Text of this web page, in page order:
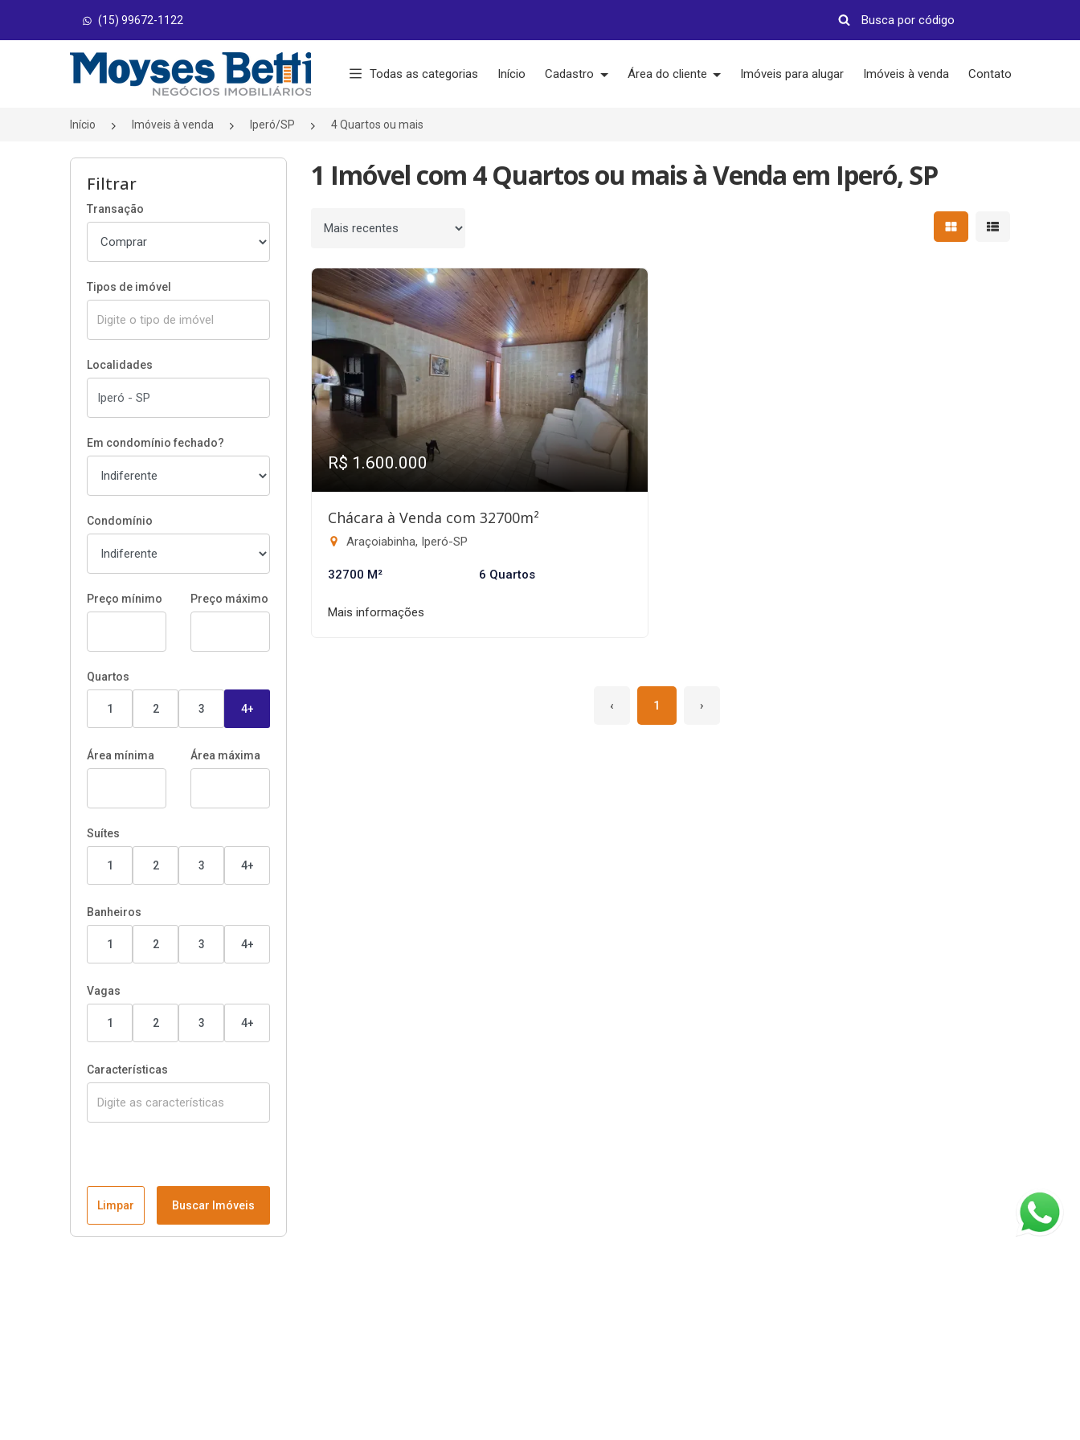
(15) 99672-1122
Página inicial Todas as categorias Início Cadastro Área do cliente Imóveis para alugar Imóveis à venda Contato
Início Imóveis à venda Iperó/SP 4 Quartos ou mais
Filtrar
Transação
Tipos de imóvel
Localidades
Em condomínio fechado?
Condomínio
Preço mínimo Preço máximo
Quartos
1 2 3 4+
Área mínima Área máxima
Suítes
1 2 3 4+
Banheiros
1 2 3 4+
Vagas
1 2 3 4+
Características
Limpar Buscar Imóveis
1 Imóvel com 4 Quartos ou mais à Venda em Iperó, SP
Ordenar por Mostrar resultados em
Mostrar
R$ 1.600.000
Chácara à Venda com 32700m²
Araçoiabinha, Iperó-SP
32700 M² 6 Quartos
Mais informações
‹ 1 ›